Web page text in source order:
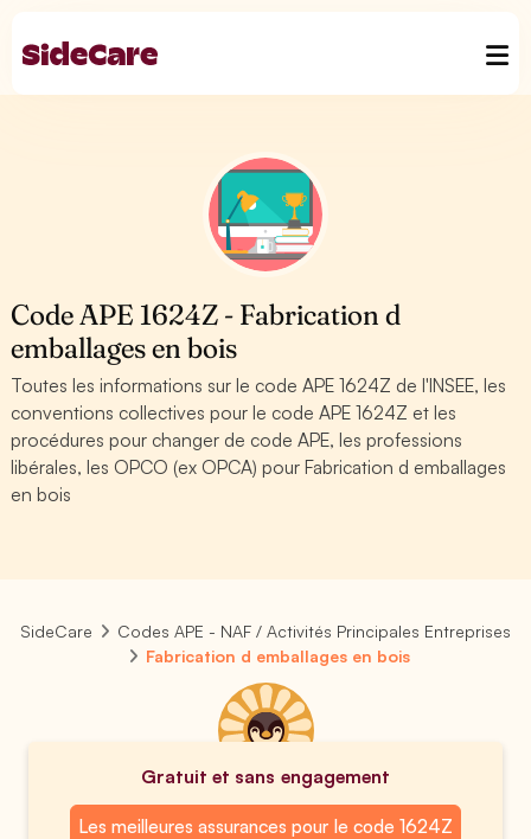
Code APE 1624Z - Fabrication d
emballages en bois
Toutes les informations sur le code APE 1624Z de l'INSEE, les
conventions collectives pour le code APE 1624Z et les
procédures pour changer de code APE, les professions
libérales, les OPCO (ex OPCA) pour Fabrication d emballages
en bois
SideCare
Codes APE - NAF / Activités Principales Entreprises
Fabrication d emballages en bois
Gratuit et sans engagement
Les meilleures assurances pour le code 1624Z